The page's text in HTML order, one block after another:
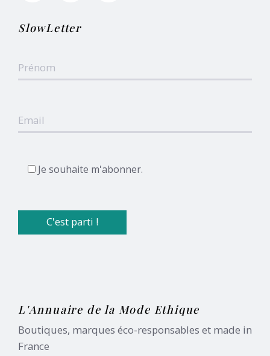
SlowLetter
Je souhaite m'abonner.
L'Annuaire de la Mode Ethique
Boutiques, marques éco-responsables et made in
France